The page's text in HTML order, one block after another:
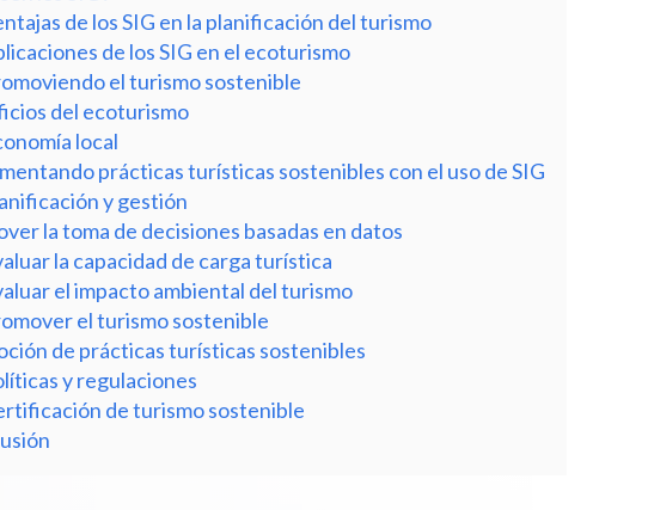
de los SIG en la planificación del turismo
de los SIG en el ecoturismo
el turismo sostenible
del ecoturismo
local
prácticas turísticas sostenibles con el uso de SIG
y gestión
la toma de decisiones basadas en datos
la capacidad de carga turística
el impacto ambiental del turismo
el turismo sostenible
de prácticas turísticas sostenibles
y regulaciones
de turismo sostenible